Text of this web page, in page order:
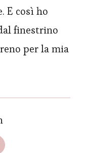
E così ho
finestrino
per la mia